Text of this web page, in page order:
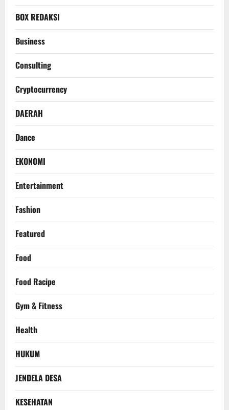
BOX REDAKSI
Business
Consulting
Cryptocurrency
DAERAH
Dance
EKONOMI
Entertainment
Fashion
Featured
Food
Food Racipe
Gym & Fitness
Health
HUKUM
JENDELA DESA
KESEHATAN